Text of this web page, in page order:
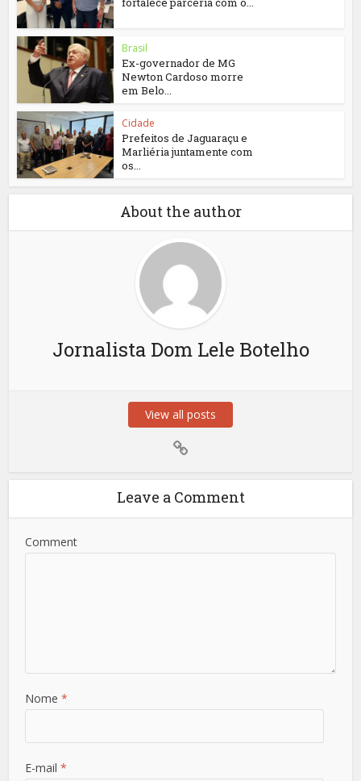
Brasil
Ex-governador de MG
Newton Cardoso morre
em Belo...
Cidade
Prefeitos de Jaguaraçu e
Marliéria juntamente com
os...
About the author
Jornalista Dom Lele Botelho
View all posts
Leave a Comment
Comment
Nome*
E-mail*